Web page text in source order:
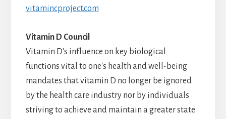
vitamincproject.com
Vitamin D Council
Vitamin D's influence on key biological
functions vital to one's health and well-being
mandates that vitamin D no longer be ignored
by the health care industry nor by individuals
striving to achieve and maintain a greater state